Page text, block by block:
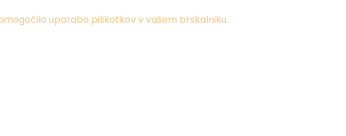
uporabo piškotkov v vašem brskalniku.